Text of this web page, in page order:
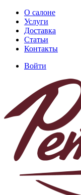
Перейти
основному
содержанию
Основная
навигация
О салоне
Услуги
Доставка
Статьи
Контакты
учётной
записи
пользователя
Войти